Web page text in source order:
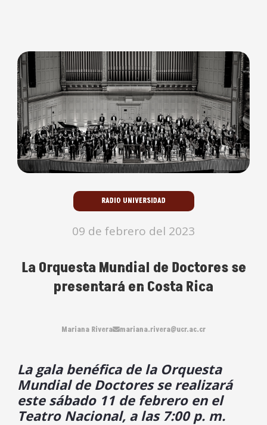
RADIO UNIVERSIDAD
09 de febrero del 2023
La Orquesta Mundial de Doctores se
presentará en Costa Rica
Mariana Rivera mariana.rivera@ucr.ac.cr
La gala benéfica de la Orquesta
Mundial de Doctores se realizará
este sábado 11 de febrero en el
Teatro Nacional, a las 7:00 p. m.